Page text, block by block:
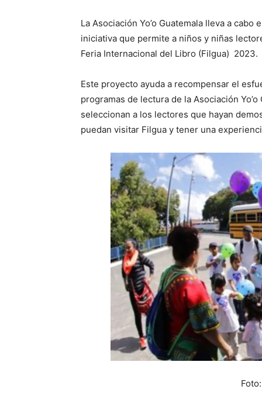
La Asociación Yo’o Guatemala lleva a
iniciativa que permite a niños y niñas
Feria Internacional del Libro (Filgua) 2023.
Este proyecto ayuda a recompensar el
programas de lectura de la Asociación
seleccionan a los lectores que hayan
puedan visitar Filgua y tener una